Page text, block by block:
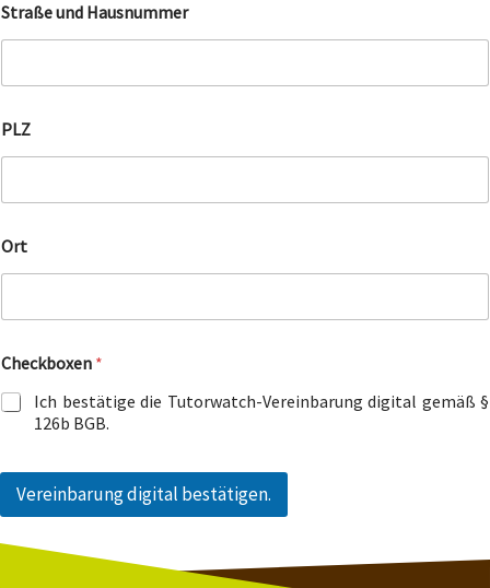
L
Z
P
e
u
Straße und Hausnummer
PLZ
Ort
Checkboxen *
Ich bestätige die Tutorwatch-Vereinbarung digital gemäß §
126b BGB.
Vereinbarung digital bestätigen.